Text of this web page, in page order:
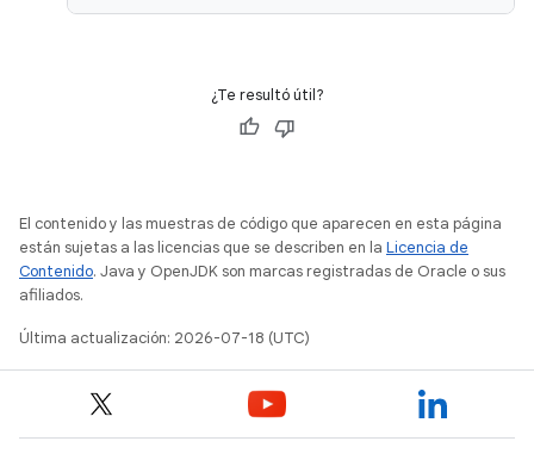
¿Te resultó útil?
El contenido y las muestras de código que aparecen en esta página
están sujetas a las licencias que se describen en la Licencia de
Contenido. Java y OpenJDK son marcas registradas de Oracle o sus
afiliados.
Última actualización: 2026-07-18 (UTC)